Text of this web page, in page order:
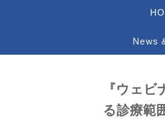
News
『ウェ
る診療範